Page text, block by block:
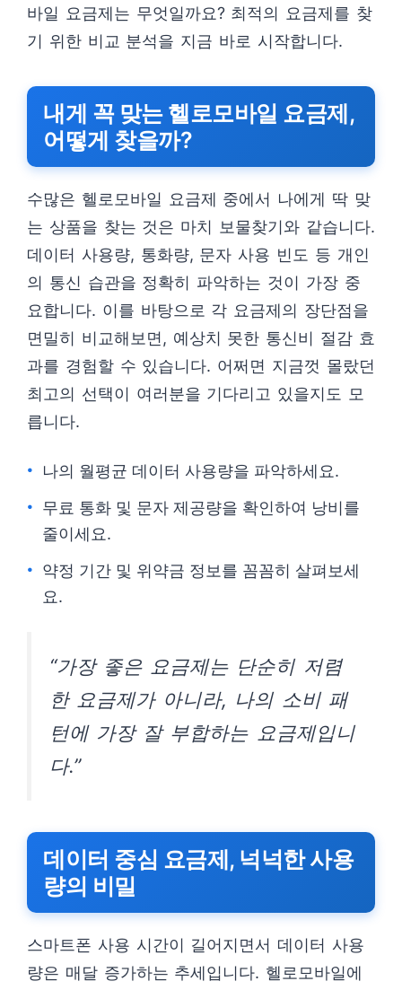
바일 요금제는 무엇일까요? 최적의 요금제를 찾
기 위한 비교 분석을 지금 바로 시작합니다.
내게 꼭 맞는 헬로모바일 요금제,
어떻게 찾을까?
수많은 헬로모바일 요금제 중에서 나에게 딱 맞
는 상품을 찾는 것은 마치 보물찾기와 같습니다.
데이터 사용량, 통화량, 문자 사용 빈도 등 개인
의 통신 습관을 정확히 파악하는 것이 가장 중
요합니다. 이를 바탕으로 각 요금제의 장단점을
면밀히 비교해보면, 예상치 못한 통신비 절감 효
과를 경험할 수 있습니다. 어쩌면 지금껏 몰랐던
최고의 선택이 여러분을 기다리고 있을지도 모
릅니다.
나의 월평균 데이터 사용량을 파악하세요.
무료 통화 및 문자 제공량을 확인하여 낭비를
줄이세요.
약정 기간 및 위약금 정보를 꼼꼼히 살펴보세
요.
“가장 좋은 요금제는 단순히 저렴
한 요금제가 아니라, 나의 소비 패
턴에 가장 잘 부합하는 요금제입니
다.”
데이터 중심 요금제, 넉넉한 사용
량의 비밀
스마트폰 사용 시간이 길어지면서 데이터 사용
량은 매달 증가하는 추세입니다. 헬로모바일에